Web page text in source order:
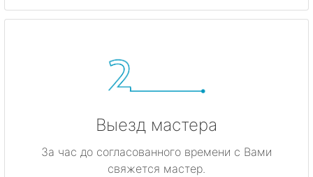
Выезд мастера
За час до согласованного времени с Вами
свяжется мастер.